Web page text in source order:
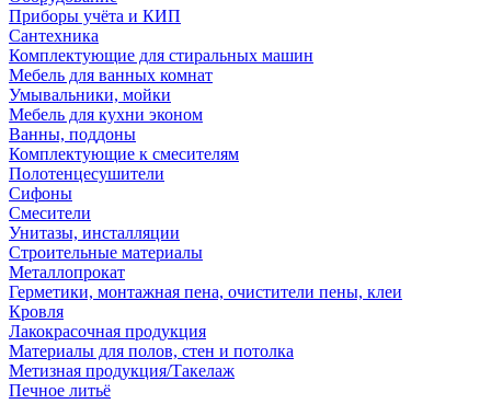
Приборы учёта и КИП
Сантехника
Комплектующие для стиральных машин
Мебель для ванных комнат
Умывальники, мойки
Мебель для кухни эконом
Ванны, поддоны
Комплектующие к смесителям
Полотенцесушители
Сифоны
Смесители
Унитазы, инсталляции
Строительные материалы
Металлопрокат
Герметики, монтажная пена, очистители пены, клеи
Кровля
Лакокрасочная продукция
Материалы для полов, стен и потолка
Метизная продукция/Такелаж
Печное литьё